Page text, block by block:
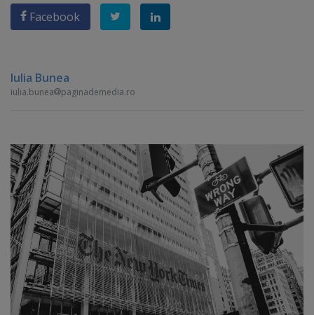
Facebook
Iulia Bunea
iulia.bunea paginademedia.ro